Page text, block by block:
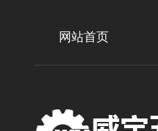
网站首页